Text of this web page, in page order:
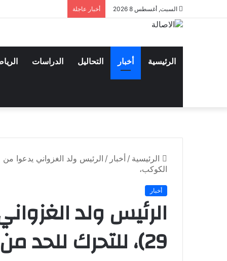
السبت, أغسطس 8 2026 أخبار عاجلة
الرئيسية أخبار التحاليل الدراسات
الرئيسية / أخبار /
الكوكب،
أخبار
الرئيس ولد
29)، للتحرك للحد